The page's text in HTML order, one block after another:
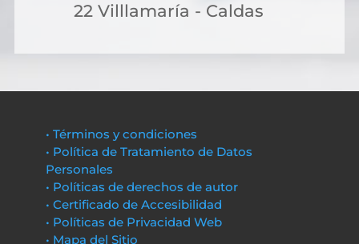
22 Villlamaría - Caldas
• Términos y condiciones
• Política de Tratamiento de Datos
Personales
• Políticas de derechos de autor
• Certificado de Accesibilidad
• Políticas de Privacidad Web
• Mapa del Sitio